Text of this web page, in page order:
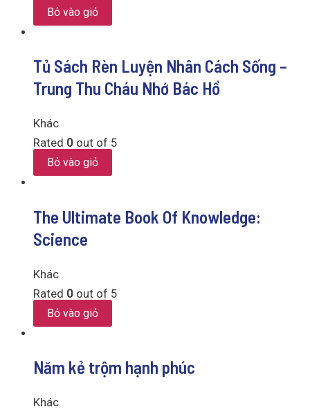
Bỏ vào giỏ
Tủ Sách Rèn Luyện Nhân Cách Sống –
Trung Thu Cháu Nhớ Bác Hồ
Khác
Rated 0 out of 5
Bỏ vào giỏ
The Ultimate Book Of Knowledge:
Science
Khác
Rated 0 out of 5
Bỏ vào giỏ
Năm kẻ trộm hạnh phúc
Khác